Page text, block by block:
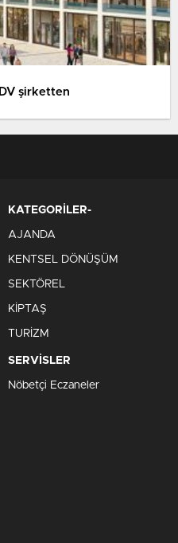
şirketten
KATEGORİLER-
AJANDA
KENTSEL DÖNÜŞÜM
SEKTÖREL
KİPTAŞ
TURİZM
SERVİSLER
Nöbetçi Eczaneler